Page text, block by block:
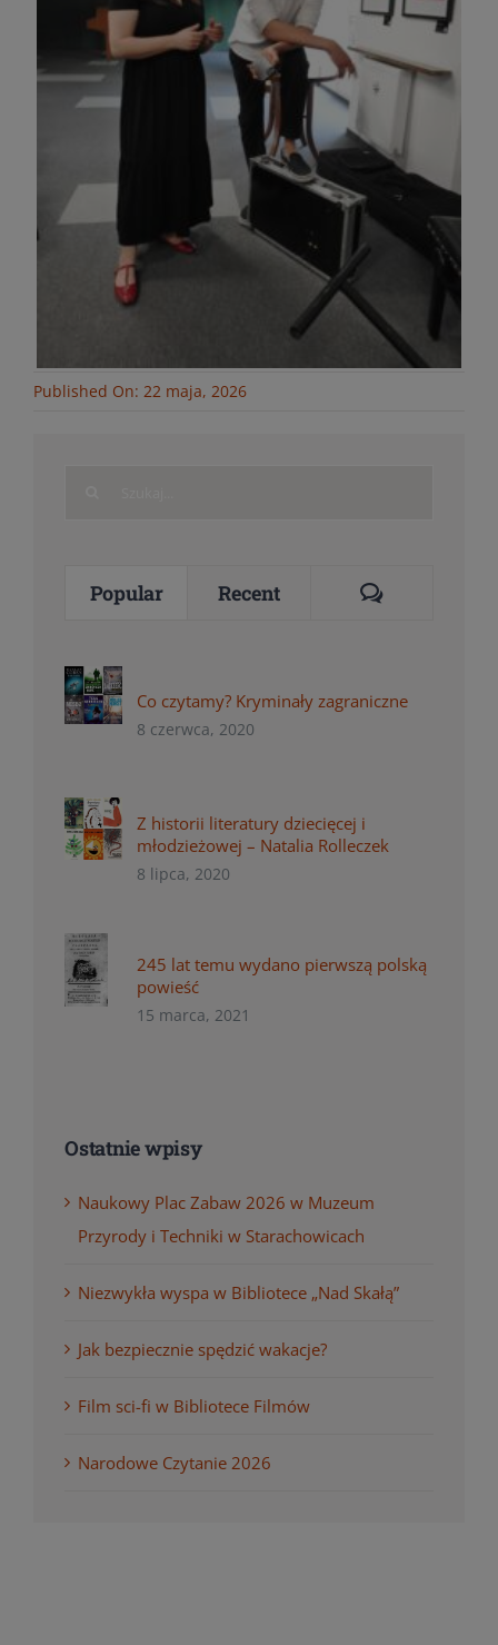
Published On: 22 maja, 2026
Popular Recent Comments
Co czytamy? Kryminały zagraniczne
8 czerwca, 2020
Z historii literatury dziecięcej i
młodzieżowej – Natalia Rolleczek
8 lipca, 2020
245 lat temu wydano pierwszą polską
powieść
15 marca, 2021
Ostatnie wpisy
Naukowy Plac Zabaw 2026 w Muzeum
Przyrody i Techniki w Starachowicach
Niezwykła wyspa w Bibliotece „Nad Skałą”
Jak bezpiecznie spędzić wakacje?
Film sci-fi w Bibliotece Filmów
Narodowe Czytanie 2026